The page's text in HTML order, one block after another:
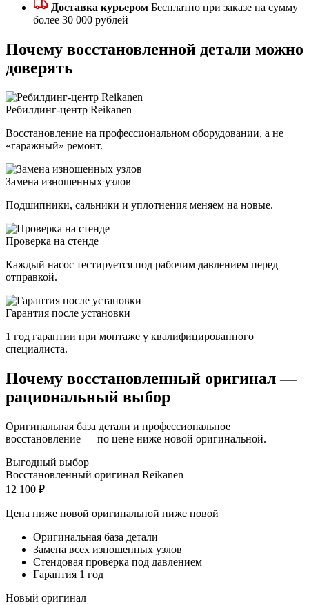
Доставка курьером Бесплатно при заказе на сумму
более 30 000 рублей
Почему восстановленной детали можно
доверять
Ребилдинг-центр Reikanen
Восстановление на профессиональном оборудовании, а не
«гаражный» ремонт.
Замена изношенных узлов
Подшипники, сальники и уплотнения меняем на новые.
Проверка на стенде
Каждый насос тестируется под рабочим давлением перед
отправкой.
Гарантия после установки
1 год гарантии при монтаже у квалифицированного
специалиста.
Почему восстановленный оригинал —
рациональный выбор
Оригинальная база детали и профессиональное
восстановление — по цене ниже новой оригинальной.
Выгодный выбор
Восстановленный оригинал Reikanen
12 100 ₽
Цена ниже новой оригинальной ниже новой
Оригинальная база детали
Замена всех изношенных узлов
Стендовая проверка под давлением
Гарантия 1 год
Новый оригинал